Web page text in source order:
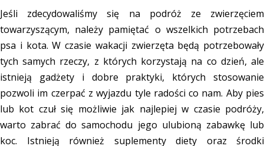
Jeśli zdecydowaliśmy się na podróż ze zwierzęciem
towarzyszącym, należy pamiętać o wszelkich potrzebach
psa i kota. W czasie wakacji zwierzęta będą potrzebowały
tych samych rzeczy, z których korzystają na co dzień, ale
istnieją gadżety i dobre praktyki, których stosowanie
pozwoli im czerpać z wyjazdu tyle radości co nam. Aby pies
lub kot czuł się możliwie jak najlepiej w czasie podróży,
warto zabrać do samochodu jego ulubioną zabawkę lub
koc. Istnieją również suplementy diety oraz środki